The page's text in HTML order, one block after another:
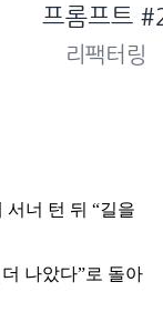
너 턴 뒤 “길을
나았다”로 돌아